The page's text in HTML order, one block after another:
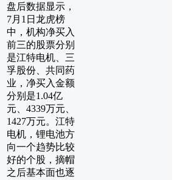
盘后数据显示，
7月1日龙虎榜
中，机构净买入
前三的股票分别
是江特电机、三
孚股份、共同药
业，净买入金额
分别是1.04亿
元、4339万元、
1427万元。江特
电机，锂电池方
向一个趋势比较
好的个股，摘帽
之后基本面也逐